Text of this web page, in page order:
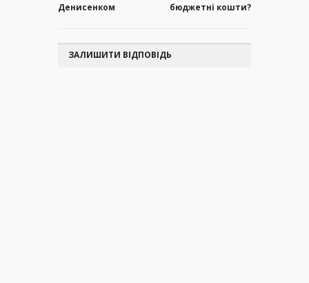
Денисенком бюджетні кошти?
ЗАЛИШИТИ ВІДПОВІДЬ